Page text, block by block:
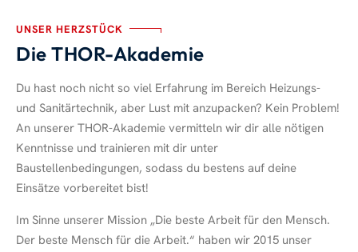
UNSER HERZSTÜCK
Die THOR-Akademie
Du hast noch nicht so viel Erfahrung im Bereich Heizungs-
und Sanitärtechnik, aber Lust mit anzupacken? Kein Problem!
An unserer THOR-Akademie vermitteln wir dir alle nötigen
Kenntnisse und trainieren mit dir unter
Baustellenbedingungen, sodass du bestens auf deine
Einsätze vorbereitet bist!
Im Sinne unserer Mission „Die beste Arbeit für den Mensch.
Der beste Mensch für die Arbeit.“ haben wir 2015 unser